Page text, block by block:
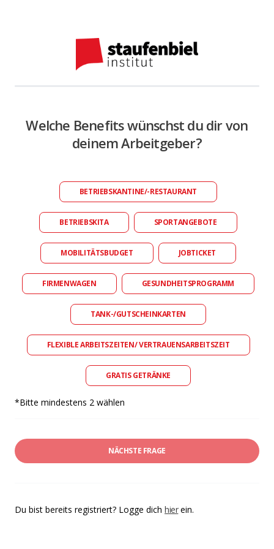
Welche Benefits wünschst du dir von
deinem Arbeitgeber?
BETRIEBSKANTINE/-RESTAURANT
BETRIEBSKITA SPORTANGEBOTE
MOBILITÄTSBUDGET JOBTICKET
FIRMENWAGEN GESUNDHEITSPROGRAMM
TANK-/GUTSCHEINKARTEN
FLEXIBLE ARBEITSZEITEN/ VERTRAUENSARBEITSZEIT
GRATIS GETRÄNKE
*Bitte mindestens 2 wählen
NÄCHSTE FRAGE
Du bist bereits registriert? Logge dich hierein.